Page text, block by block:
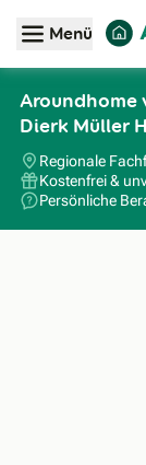
Menü
Aroundhome
Dierk Müller
Regionale
Kostenfrei &
Persönliche